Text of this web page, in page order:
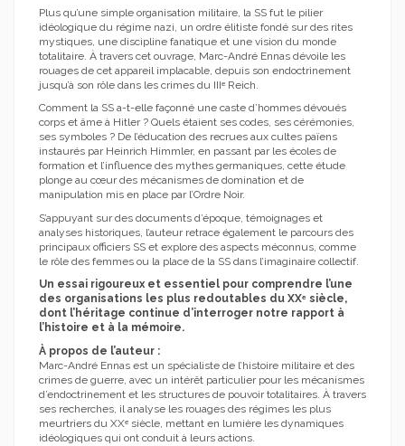
Plus qu’une simple organisation militaire, la SS fut le pilier
idéologique du régime nazi, un ordre élitiste fondé sur des rites
mystiques, une discipline fanatique et une vision du monde
totalitaire. À travers cet ouvrage, Marc-André Ennas dévoile les
rouages de cet appareil implacable, depuis son endoctrinement
jusqu’à son rôle dans les crimes du IIIᵉ Reich.
Comment la SS a-t-elle façonné une caste d’hommes dévoués
corps et âme à Hitler ? Quels étaient ses codes, ses cérémonies,
ses symboles ? De l’éducation des recrues aux cultes païens
instaurés par Heinrich Himmler, en passant par les écoles de
formation et l’influence des mythes germaniques, cette étude
plonge au cœur des mécanismes de domination et de
manipulation mis en place par l’Ordre Noir.
S’appuyant sur des documents d’époque, témoignages et
analyses historiques, l’auteur retrace également le parcours des
principaux officiers SS et explore des aspects méconnus, comme
le rôle des femmes ou la place de la SS dans l’imaginaire collectif.
Un essai rigoureux et essentiel pour comprendre l’une
des organisations les plus redoutables du XXᵉ siècle,
dont l’héritage continue d’interroger notre rapport à
l’histoire et à la mémoire.
À propos de l’auteur :
Marc-André Ennas est un spécialiste de l’histoire militaire et des
crimes de guerre, avec un intérêt particulier pour les mécanismes
d’endoctrinement et les structures de pouvoir totalitaires. À travers
ses recherches, il analyse les rouages des régimes les plus
meurtriers du XXᵉ siècle, mettant en lumière les dynamiques
idéologiques qui ont conduit à leurs actions.